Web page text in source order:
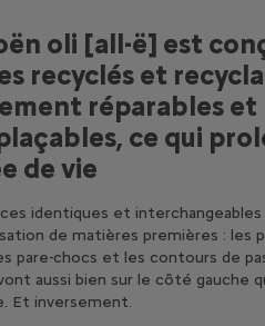
oli [all-ë] est
recyclés et
réparables et
ce qui
de vie
identiques et
de matières premières :
pare-chocs et les contours de
aussi bien sur le côté gauche
Et inversement.